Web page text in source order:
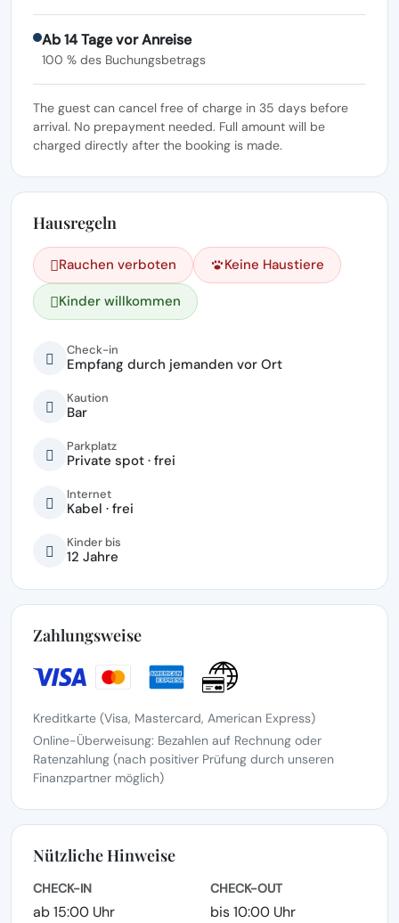
Ab 14 Tage vor Anreise
100 % des Buchungsbetrags
The guest can cancel free of charge in 35 days before
arrival. No prepayment needed. Full amount will be
charged directly after the booking is made.
Hausregeln
Rauchen verboten Keine Haustiere
Kinder willkommen
Check-in
Empfang durch jemanden vor Ort
Kaution
Bar
Parkplatz
Private spot · frei
Internet
Kabel · frei
Kinder bis
12 Jahre
Zahlungsweise
Kreditkarte (Visa, Mastercard, American Express)
Online-Überweisung: Bezahlen auf Rechnung oder
Ratenzahlung (nach positiver Prüfung durch unseren
Finanzpartner möglich)
Nützliche Hinweise
CHECK-IN
ab 15:00 Uhr
CHECK-OUT
bis 10:00 Uhr